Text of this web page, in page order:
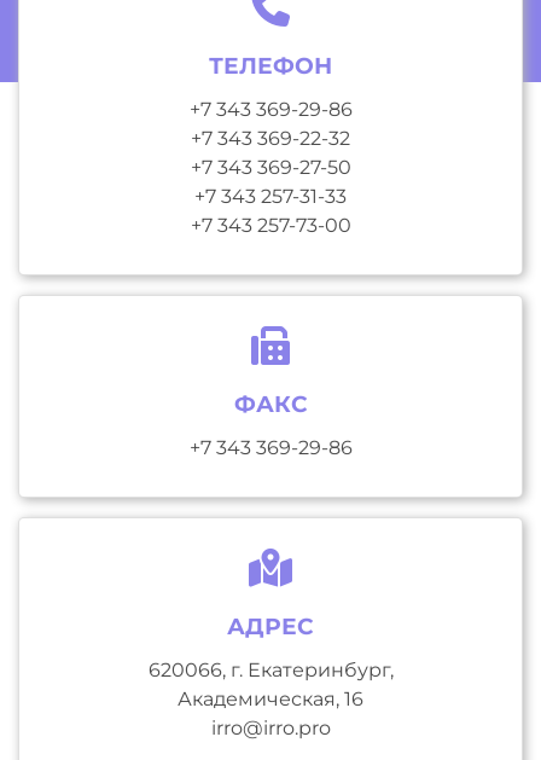
ТЕЛЕФОН
+7 343 369-29-86
+7 343 369-22-32
+7 343 369-27-50
+7 343 257-31-33
+7 343 257-73-00
ФАКС
+7 343 369-29-86
АДРЕС
620066, г. Екатеринбург,
Академическая, 16
irro@irro.pro